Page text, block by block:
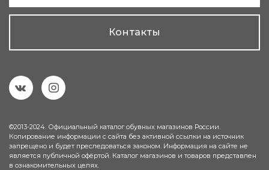
Контакты
©2013-2024. Официальный каталог обувных магазинов России.
Копирование информации с сайта без активной ссылки на источник
запрещено и будет преследоваться законом. Информация на сайте не
является публичной офёртой. Каталог магазинов и товаров представлен
в ознакомительных целях.